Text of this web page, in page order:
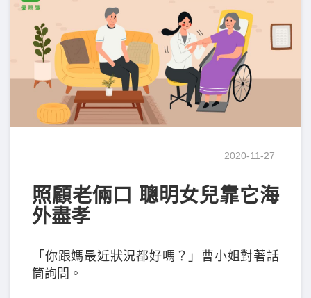
2020-11-27
照顧老倆口 聰明女兒靠它海
外盡孝
「你跟媽最近狀況都好嗎？」曹小姐對著話
筒詢問。